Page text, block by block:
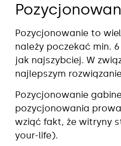
Pozycjonowanie to
należy poczekać min.
jak najszybciej. W
najlepszym
Pozycjonowanie
pozycjonowania
wziąć fakt, że witryny
your-life).